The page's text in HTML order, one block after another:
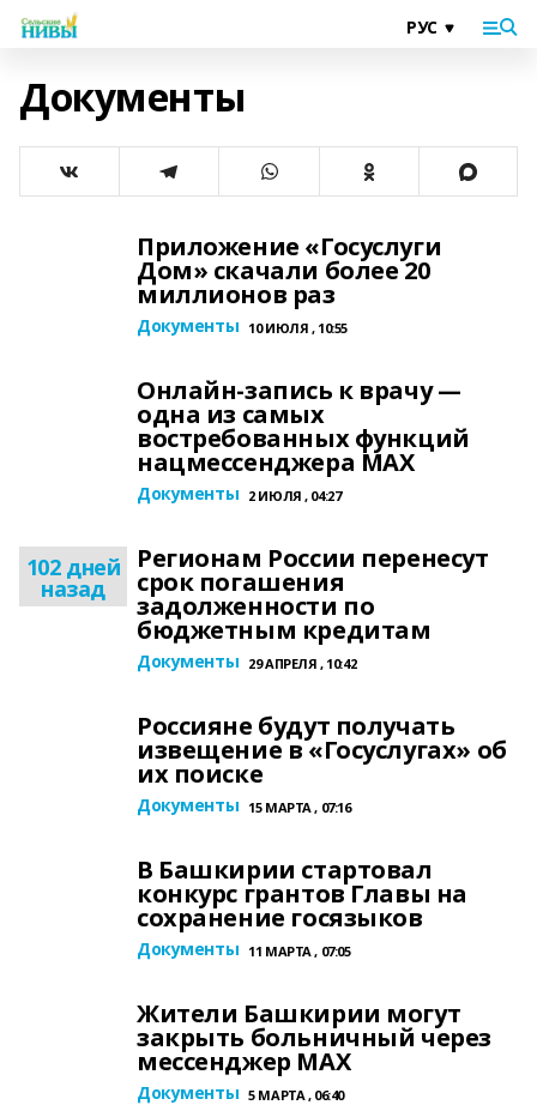
Документы
Приложение «Госуслуги
Дом» скачали более 20
миллионов раз
Документы 10 ИЮЛЯ , 10:55
Онлайн-запись к врачу —
одна из самых
востребованных функций
нацмессенджера MАХ
Документы 2 ИЮЛЯ , 04:27
102 дней
назад
Регионам России перенесут
срок погашения
задолженности по
бюджетным кредитам
Документы 29 АПРЕЛЯ , 10:42
Россияне будут получать
извещение в «Госуслугах» об
их поиске
Документы 15 МАРТА , 07:16
В Башкирии стартовал
конкурс грантов Главы на
сохранение госязыков
Документы 11 МАРТА , 07:05
Жители Башкирии могут
закрыть больничный через
мессенджер МАХ
Документы 5 МАРТА , 06:40